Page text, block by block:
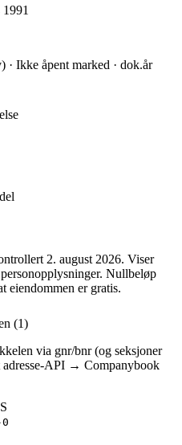
· Ikke åpent marked · dok.år
2. august 2026. Viser
Nullbeløp
eiendommen er gratis.
(1)
via gnr/bnr (og seksjoner
adresse-API → Companybook